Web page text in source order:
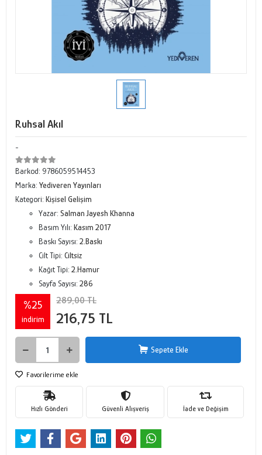
Ruhsal Akıl
-
Barkod: 9786059514453
Marka: Yediveren Yayınları
Kategori: Kişisel Gelişim
Yazar: Salman Jayesh Khanna
Basım Yılı: Kasım 2017
Baskı Sayısı: 2.Baskı
Cilt Tipi: Ciltsiz
Kağıt Tipi: 2.Hamur
Sayfa Sayısı: 286
%25
indirim
289,00 TL
216,75 TL
Sepete Ekle
Favorilerime ekle
Hızlı Gönderi Güvenli Alışveriş İade ve Değişim